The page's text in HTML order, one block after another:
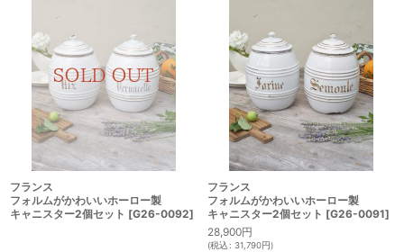
フランス
フォルムがかわいいホーロー製
キャニスター2個セット [G26-0092]
フランス
フォルムがかわいいホーロー製
キャニスター2個セット [G26-0091]
28,900円
(税込: 31,790円)